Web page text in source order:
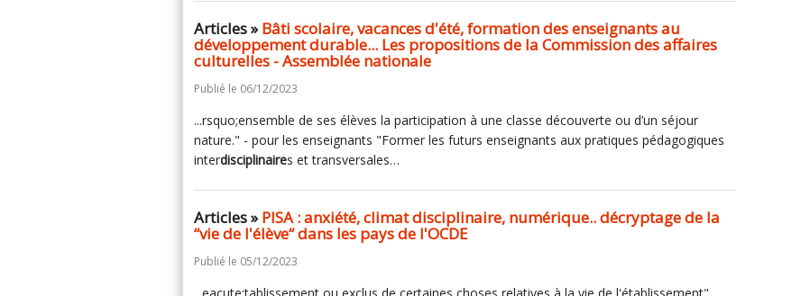
Articles »Bâti scolaire, vacances d'été, formation des enseignants au
développement durable... Les propositions de la Commission des affaires
culturelles - Assemblée nationale
Publié le 06/12/2023
...rsquo;ensemble de ses élèves la participation à une classe découverte ou d’un séjour
nature." - pour les enseignants "Former les futurs enseignants aux pratiques pédagogiques
interdisciplinaires et transversales…
Articles »PISA : anxiété, climat disciplinaire, numérique.. décryptage de la
“vie de l'élève“ dans les pays de l'OCDE
Publié le 05/12/2023